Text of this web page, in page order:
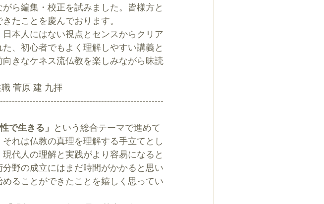
ら編集・校正を試みました。皆様方と
たことを慶んでおります。
本人にはない視点とセンスからクリア
、初心者でもよく理解しやすい講義と
きなケネス流仏教を楽しみながら昧読
菅原 建 九拝
で生きる」 という総合テーマで進めて
れは仏教の真理を理解する手立てとし
代人の理解と実践がより容易になると
野の成立にはまだ時間がかかると思い
ることができたことを嬉しく思ってい